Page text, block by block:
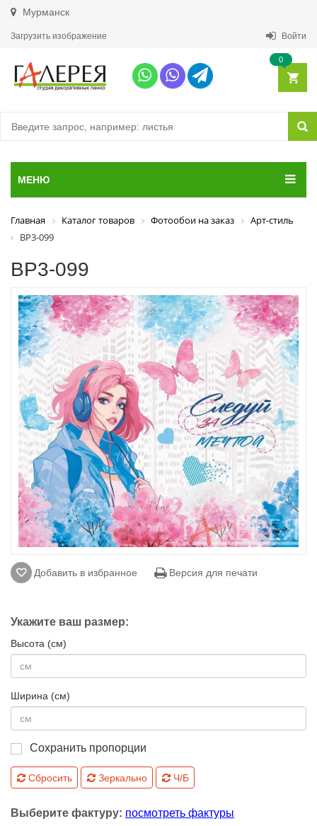
Мурманск
Загрузить изображение Войти
0
МЕНЮ
Главная Каталог товаров Фотообои на заказ
Арт-стиль
ВР3-099
ВР3-099
Добавить в избранное Версия для печати
Укажите ваш размер:
Высота (см)
Ширина (см)
Сохранить пропорции
Сбросить Зеркально Ч/Б
Выберите фактуру: посмотреть фактуры